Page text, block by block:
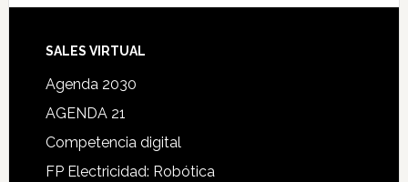
SALES VIRTUAL
Agenda 2030
AGENDA 21
Competencia digital
FP Electricidad: Robótica